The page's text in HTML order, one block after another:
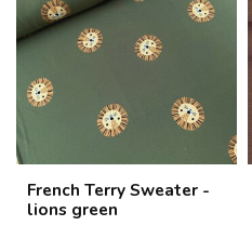
French Terry Sweater -
lions green